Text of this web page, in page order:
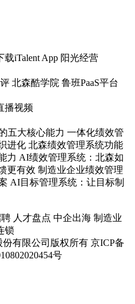
载iTalent App 阳光经营
北森酷学院 鲁班PaaS平台
播视频
五大核心能力 一体化绩效管
进化 北森绩效管理系统功能
力 AI绩效管理系统：北森如
更有效 制造业企业绩效管理
AI目标管理系统：让目标制
人才盘点 中企出海 制造业
锁
份有限公司版权所有 京ICP备
号